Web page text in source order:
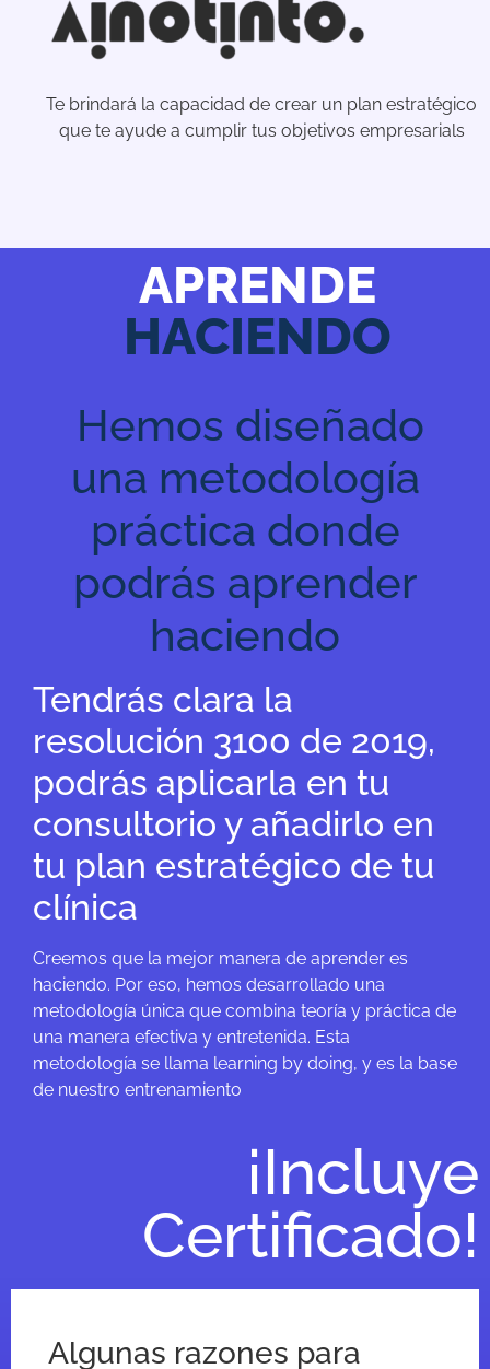
Te brindará la capacidad de crear un plan estratégico
que te ayude a cumplir tus objetivos empresarials
APRENDE
HACIENDO
Hemos diseñado
una metodología
práctica donde
podrás aprender
haciendo
Tendrás clara la
resolución 3100 de 2019,
podrás aplicarla en tu
consultorio y añadirlo en
tu plan estratégico de tu
clínica
Creemos que la mejor manera de aprender es
haciendo. Por eso, hemos desarrollado una
metodología única que combina teoría y práctica de
una manera efectiva y entretenida. Esta
metodología se llama learning by doing, y es la base
de nuestro entrenamiento
¡Incluye
Certificado!
Algunas razones para